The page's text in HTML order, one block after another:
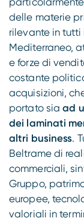
delle materie
rilevante in
Mediterraneo,
e forze di
costante
acquisizioni,
portato siaad
dei laminati
altri business.
Beltrame di
commerciali,
Gruppo,
europee,
valoriali in